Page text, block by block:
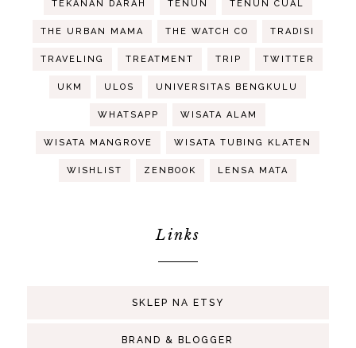
TEKANAN DARAH TENUN TENUN CUAL
THE URBAN MAMA THE WATCH CO TRADISI
TRAVELING TREATMENT TRIP TWITTER
UKM ULOS UNIVERSITAS BENGKULU
WHATSAPP WISATA ALAM
WISATA MANGROVE WISATA TUBING KLATEN
WISHLIST ZENBOOK LENSA MATA
Links
SKLEP NA ETSY
BRAND & BLOGGER